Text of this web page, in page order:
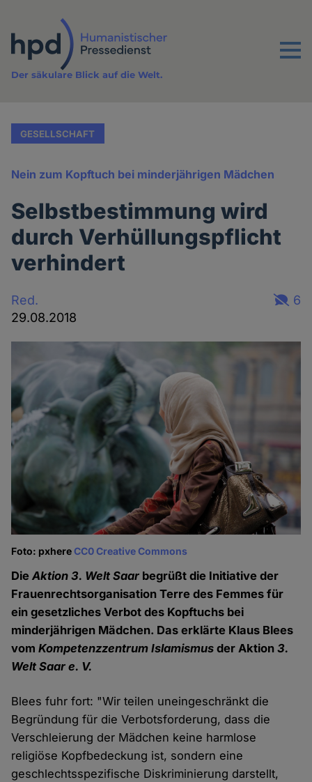
Inhalt
Menu
Der säkulare Blick auf die Welt.
GESELLSCHAFT
Nein zum Kopftuch bei minderjährigen Mädchen
Selbstbestimmung wird
durch Verhüllungspflicht
verhindert
Red.
29.08.2018
6
Foto: pxhereCC0 Creative Commons
DieAktion 3. Welt Saar begrüßt die Initiative der
Frauenrechtsorganisation Terre des Femmes für
ein gesetzliches Verbot des Kopftuchs bei
minderjährigen Mädchen. Das erklärte Klaus Blees
vomKompetenzzentrum Islamismus der Aktion3.
Welt Saar e. V.
Blees fuhr fort: "Wir teilen uneingeschränkt die
Begründung für die Verbotsforderung, dass die
Verschleierung der Mädchen keine harmlose
religiöse Kopfbedeckung ist, sondern eine
geschlechtsspezifische Diskriminierung darstellt,